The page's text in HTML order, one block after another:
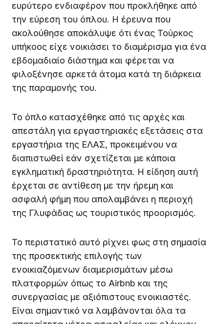
ευρύτερο ενδιαφέρον που προκλήθηκε από
την εύρεση του όπλου. Η έρευνα που
ακολούθησε αποκάλυψε ότι ένας Τούρκος
υπήκοος είχε νοικιάσει το διαμέρισμα για ένα
εβδομαδιαίο διάστημα και φέρεται να
φιλοξένησε αρκετά άτομα κατά τη διάρκεια
της παραμονής του.
Το όπλο κατασχέθηκε από τις αρχές και
απεστάλη για εργαστηριακές εξετάσεις στα
εργαστήρια της ΕΛΑΣ, προκειμένου να
διαπιστωθεί εάν σχετίζεται με κάποια
εγκληματική δραστηριότητα. Η είδηση αυτή
έρχεται σε αντίθεση με την ήρεμη και
ασφαλή φήμη που απολαμβάνει η περιοχή
της Γλυφάδας ως τουριστικός προορισμός.
Το περιστατικό αυτό ρίχνει φως στη σημασία
της προσεκτικής επιλογής των
ενοικιαζόμενων διαμερισμάτων μέσω
πλατφορμών όπως το Airbnb και της
συνεργασίας με αξιόπιστους ενοικιαστές.
Είναι σημαντικό να λαμβάνονται όλα τα